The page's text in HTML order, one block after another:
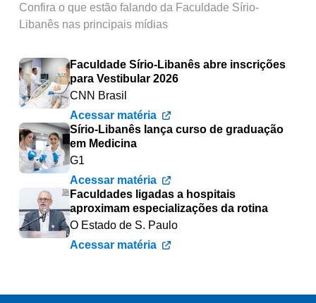
Confira o que estão falando da Faculdade Sírio-
Libanês nas principais mídias
Faculdade Sírio-Libanês abre inscrições
para Vestibular 2026
CNN Brasil
Acessar matéria
Sírio-Libanês lança curso de graduação
em Medicina
G1
Acessar matéria
Faculdades ligadas a hospitais
aproximam especializações da rotina
O Estado de S. Paulo
Acessar matéria